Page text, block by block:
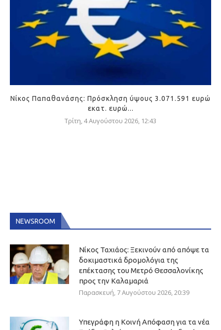
Νίκος Παπαθανάσης: Πρόσκληση ύψους 3.071.591 ευρώ
εκατ. ευρώ...
Τρίτη, 4 Αυγούστου 2026, 12:43
NEWSROOM
Νίκος Ταχιάος: Ξεκινούν από απόψε τα
δοκιμαστικά δρομολόγια της
επέκτασης του Μετρό Θεσσαλονίκης
προς την Καλαμαριά
Παρασκευή, 7 Αυγούστου 2026, 20:39
Υπεγράφη η Κοινή Απόφαση για τα νέα